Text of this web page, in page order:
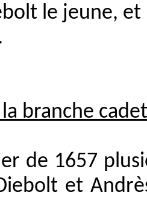
le jeune, et
branche
de 1657
et